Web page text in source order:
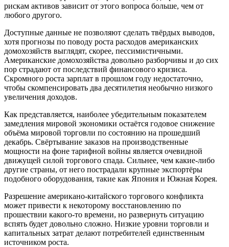
рискам активов зависит от этого вопроса больше, чем от
любого другого.
Доступные данные не позволяют сделать твёрдых выводов,
хотя прогнозы по поводу роста расходов американских
домохозяйств выглядят, скорее, пессимистичными.
Американские домохозяйства довольно разборчивы и до сих
пор страдают от последствий финансового кризиса.
Скромного роста зарплат в прошлом году недостаточно,
чтобы скомпенсировать два десятилетия необычно низкого
увеличения доходов.
Как представляется, наиболее убедительным показателем
замедления мировой экономики остаётся годовое снижение
объёма мировой торговли по состоянию на прошедший
декабрь. Свёртывание заказов на производственные
мощности на фоне тарифной войны является очевидной
движущей силой торгового спада. Сильнее, чем какие-либо
другие страны, от него пострадали крупные экспортёры
подобного оборудования, такие как Япония и Южная Корея.
Разрешение американо-китайского торгового конфликта
может привести к некоторому восстановлению по
прошествии какого-то времени, но развернуть ситуацию
вспять будет довольно сложно. Низкие уровни торговли и
капитальных затрат делают потребителей единственным
источником роста.